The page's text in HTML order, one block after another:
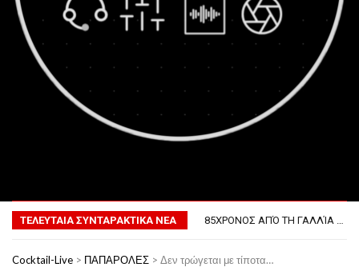
ΤΕΛΕΥΤΑΙΑ ΣΥΝΤΑΡΑΚΤΙΚΑ ΝΕΑ
ΦΟΒΕΡΆ ΔΏΡΑ ΓΙΑ ΤΟ ΕΠΌΜΕΝΟ ΔΕΚΑΉΜΕΡΟ!
85ΧΡΟΝΟΣ ΑΠΌ ΤΗ ΓΑΛΛΊΑ ΛΌΓΩ GPS ΚΑΤΈΛΗΞΕ ΣΤΗΝ… ΚΡΟΑΤΊΑ!
Cocktail-Live > ΠΑΠΑΡΟΛΕΣ > Δεν τρώγεται με τίποτα…